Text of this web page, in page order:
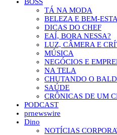
TÁ NA MODA
BELEZA E BEM-
DICAS DO CHEF
EAÍ, BORA NESSA?
LUZ, CÂMERA E
MÚSICA
NEGÓCIOS E
NA TELA
CHUTANDO O
SAÚDE
CRÔNICAS DE UM
PODCAST
prnewswire
Dino
NOTÍCIAS